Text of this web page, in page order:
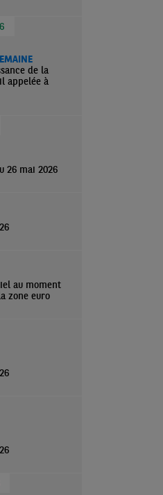
de la
appelée à
26 mai 2026
au moment
zone euro